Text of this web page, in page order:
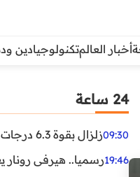
أخبار العالمتكنولوجيادين
24 ساعة
09:30زلزال بقوة 6.3 درجات يضرب جنوب الفلبين.. ولا تحذير من تسونامي حتى الآن
19:46رسميا.. هيرفي رونار